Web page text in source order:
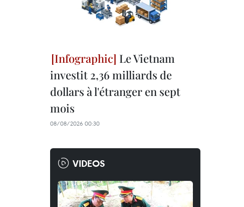
Le Vietnam
investit 2,36 milliards de
dollars à l'étranger en sept
mois
08/08/2026 00:30
VIDEOS